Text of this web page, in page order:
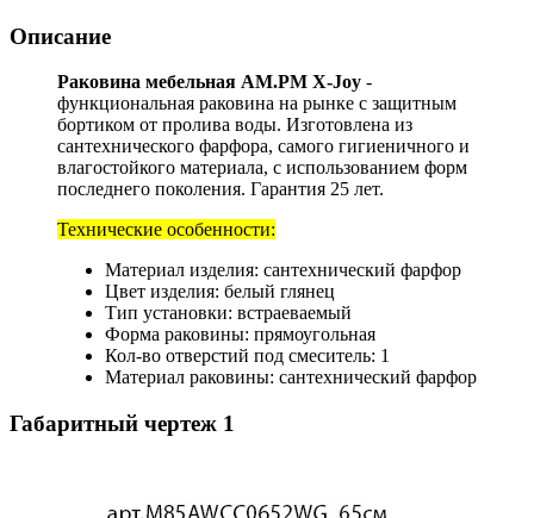
Описание
Раковина мебельная AM.PM X-Joy -
функциональная раковина на рынке с защитным
бортиком от пролива воды. Изготовлена из
сантехнического фарфора, самого гигиеничного и
влагостойкого материала, с использованием форм
последнего поколения. Гарантия 25 лет.
Технические особенности:
Материал изделия: сантехнический фарфор
Цвет изделия: белый глянец
Тип установки: встраеваемый
Форма раковины: прямоугольная
Кол-во отверстий под смеситель: 1
Материал раковины: сантехнический фарфор
Габаритный чертеж 1